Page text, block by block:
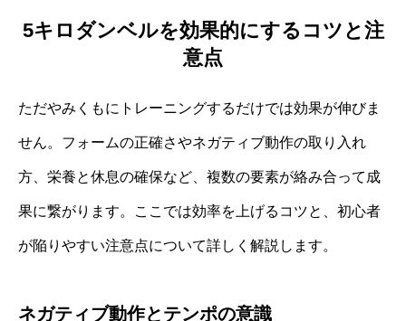
5キロダンベルを効果的にするコツと注
意点
ただやみくもにトレーニングするだけでは効果が伸びま
せん。フォームの正確さやネガティブ動作の取り入れ
方、栄養と休息の確保など、複数の要素が絡み合って成
果に繋がります。ここでは効率を上げるコツと、初心者
が陥りやすい注意点について詳しく解説します。
ネガティブ動作とテンポの意識